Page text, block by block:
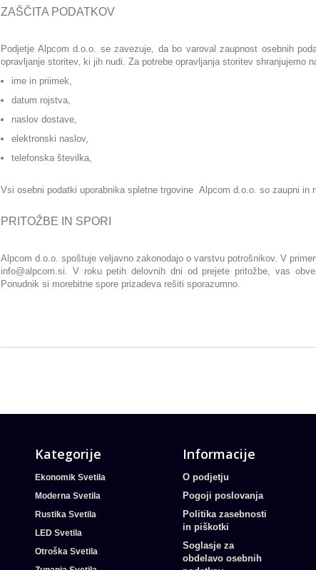
ZAŠČITA PODATKOV
Podjetje Alpcom d.o.o. se zavezuje, da bo varoval zaupnost osebnih
opravljanje storitev, ki jih nudi. Za potrebe opravljanja storitev shranjujemo
ime in priimek,
datum rojstva,
naslov dostave,
elektronski naslov,
telefonska številka,
Vsi osebni podatki uporabnika spletne trgovine Alpcom d.o.o. so zaupni in
PRITOŽBE IN SPORI
Alpcom d.o.o. spoštuje veljavno zakonodajo o varstvu potrošnikov. V
info@alpcom.si. V roku petih delovnih dni od prejete pritožbe, vas
Ponudnik si morebitne spore prizadeva rešiti sporazumno.
Kategorije
Ekonomik Svetila
Moderna Svetila
Rustika Svetila
LED Svetila
Otroška Svetila
Informacije
O podjetju
Pogoji poslovanja
Politika zasebnosti
in piškotki
Soglasje za
obdelavo osebnih